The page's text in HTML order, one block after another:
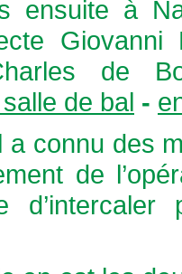
ensuite à
de
de bal -
connu des
de